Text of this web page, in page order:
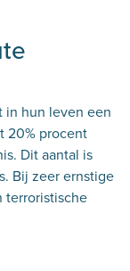
in hun leven een
20% procent
Dit aantal is
Bij zeer ernstige
terroristische